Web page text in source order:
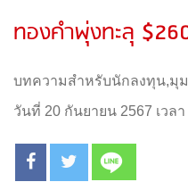
ทองคำพุ่งทะลุ
บทความสำหรับนักลงทุน,มุ
วันที่ 20 กันยายน 2567 เวลา